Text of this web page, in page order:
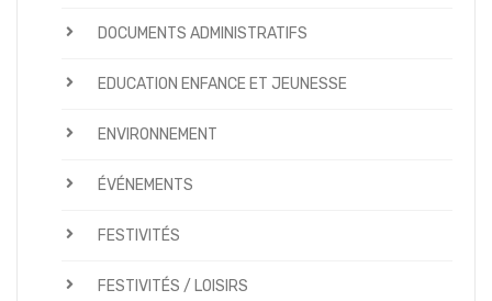
DOCUMENTS ADMINISTRATIFS
EDUCATION ENFANCE ET JEUNESSE
ENVIRONNEMENT
ÉVÉNEMENTS
FESTIVITÉS
FESTIVITÉS / LOISIRS